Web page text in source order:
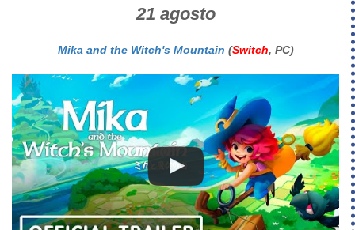
21 agosto
Mika and the Witch's Mountain (Switch, PC)